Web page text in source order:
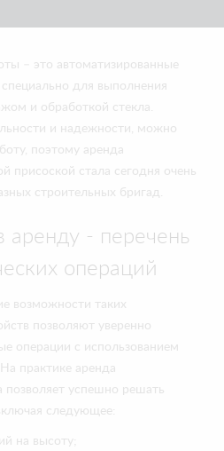
– это автоматизированные
для выполнения
и обработкой стекла.
и надежности, можно
поэтому аренда
присоской стала сегодня очень
строительных бригад.
аренду - перечень
операций
возможности таких
позволяют уверенно
операции с использованием
практике аренда
позволяет успешно решать
следующее:
на высоту;